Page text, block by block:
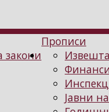
Прописи
закони
Јавни